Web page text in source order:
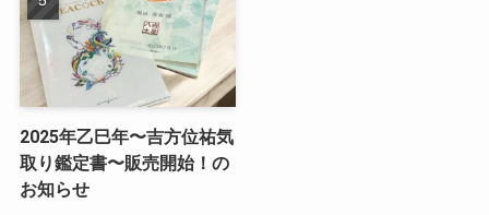
2025年乙巳年〜吉方位祐気
取り鑑定書〜販売開始！の
お知らせ